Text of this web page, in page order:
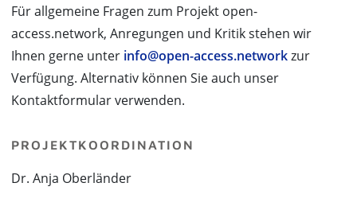
Für allgemeine Fragen zum Projekt open-
access.network, Anregungen und Kritik stehen wir
Ihnen gerne unter info@open-access.networkzur
Verfügung. Alternativ können Sie auch unser
Kontaktformular verwenden.
PROJEKTKOORDINATION
Dr. Anja Oberländer